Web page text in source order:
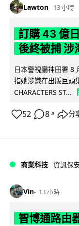
Lawton 13 小時
訂購 43 億
後終被捕 涉
日本警視廳神田署 8
指她涉嫌在出版巨頭
CHARACTERS ST...
52 8 ↗ 分
商業科技 資訊保
Vin 13 小時
智博通路由